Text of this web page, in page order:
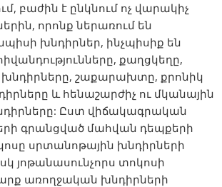
բաժին է ընկնում ոչ վարակիչ
որոնք ներառում են
խնդիրներ, ինչպիսիք են
քաղցկեղը,
շաքարախտը, քրոնիկ
և հենաշարժիչ ու մկանային
Ըստ վիճակագրական
գրանցված մահվան դեպքերի
սրտանոթային խնդիրների
յոթանասունչորս տոկոսի
առողջական խնդիրների